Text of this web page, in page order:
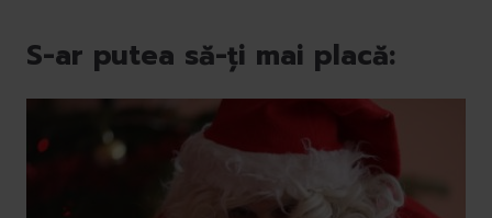
S-ar putea să-ți mai placă: